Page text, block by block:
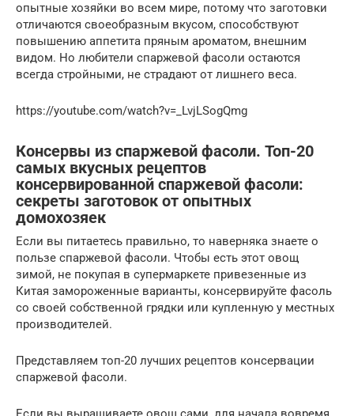
опытные хозяйки во всем мире, потому что заготовки
отличаются своеобразным вкусом, способствуют
повышению аппетита пряным ароматом, внешним
видом. Но любители спаржевой фасоли остаются
всегда стройными, не страдают от лишнего веса.
https://youtube.com/watch?v=_LvjLSogQmg
Консервы из спаржевой фасоли. Топ-20
самых вкусных рецептов
консервированной спаржевой фасоли:
секреты заготовок от опытных
домохозяек
Если вы питаетесь правильно, то наверняка знаете о
пользе спаржевой фасоли. Чтобы есть этот овощ
зимой, не покупая в супермаркете привезенные из
Китая замороженные варианты, консервируйте фасоль
со своей собственной грядки или купленную у местных
производителей.
Представляем топ-20 лучших рецептов консервации
спаржевой фасоли.